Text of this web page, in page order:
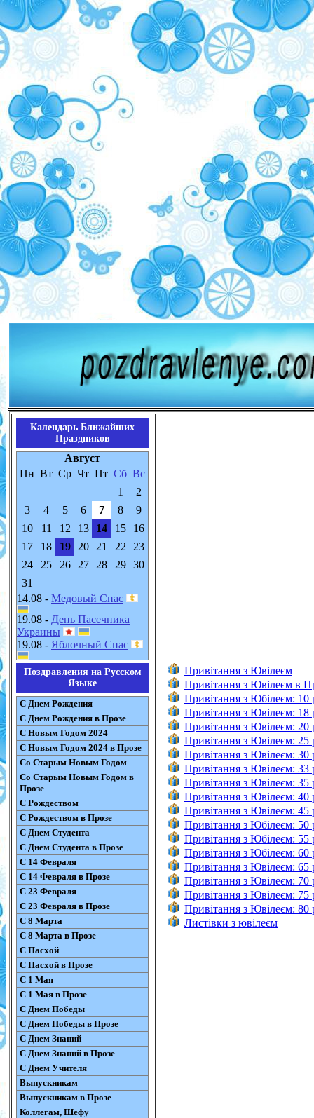
Календарь Ближайших
Праздников
Август
Пн Вт Ср Чт Пт Сб Вс
1
2
3
4 5 6 7 8
9
10
11 12 13 14 15
16
17
18 19 20 21 22
23
24
25 26 27 28 29
30
31
14.08 - Медовый Спас
19.08 - День Пасечника
Украины
19.08 - Яблочный Спас
Поздравления на Русском
Языке
С Днем Рождения
С Днем Рождения в Прозе
С Новым Годом 2024
С Новым Годом 2024 в Прозе
Со Старым Новым Годом
Со Старым Новым Годом в
Прозе
С Рождеством
С Рождеством в Прозе
С Днем Студента
С Днем Студента в Прозе
С 14 Февраля
С 14 Февраля в Прозе
С 23 Февраля
С 23 Февраля в Прозе
С 8 Марта
С 8 Марта в Прозе
С Пасхой
С Пасхой в Прозе
С 1 Мая
С 1 Мая в Прозе
С Днем Победы
С Днем Победы в Прозе
С Днем Знаний
С Днем Знаний в Прозе
С Днем Учителя
Выпускникам
Выпускникам в Прозе
Коллегам, Шефу
Привітання з Ювілеєм
Привітання з Ювілеєм в
Привітання з Юбілеєм: 10
Привітання з Ювілеєм: 18
Привітання з Ювілеєм: 20
Привітання з Ювілеєм: 25
Привітання з Ювілеєм: 30
Привітання з Ювілеєм: 33
Привітання з Ювілеєм: 35
Привітання з Ювілеєм: 40
Привітання з Ювілеєм: 45
Привітання з Юбілеєм: 50
Привітання з Юбілеєм: 55
Привітання з Юбілеєм: 60
Привітання з Ювілеєм: 65
Привітання з Ювілеєм: 70
Привітання з Ювілеєм: 75
Привітання з Ювілеєм: 80
Листівки з ювілеєм